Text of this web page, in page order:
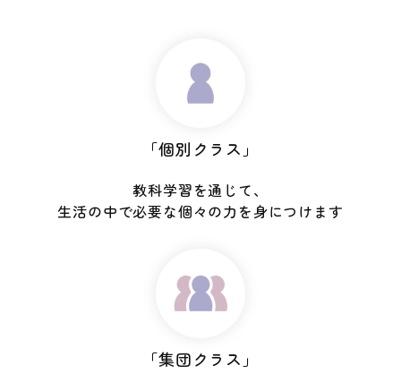
「個別クラス」
教科学習を通じて、
生活の中で必要な個々の力を身につけます
「集団クラス」